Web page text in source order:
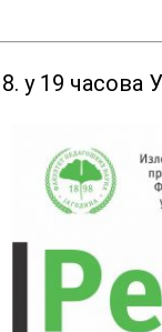
у 19 часова